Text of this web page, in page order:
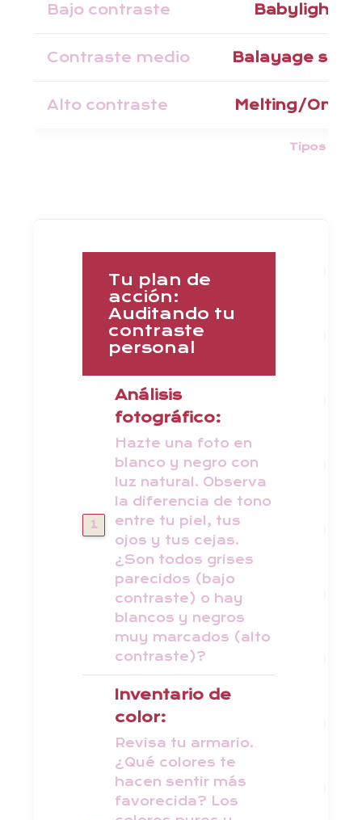
Tipos de
Bajo contraste Babylights
Contraste medio Balayage
Alto contraste Melting/
Tu plan de
acción:
Auditando tu
contraste
personal
Análisis
fotográfico:
Hazte una foto en
blanco y negro con
luz natural. Observa
la diferencia de tono
entre tu piel, tus
ojos y tus cejas.
¿Son todos grises
parecidos (bajo
contraste) o hay
blancos y negros
muy marcados (alto
contraste)?
Inventario de
color:
Revisa tu armario.
¿Qué colores te
hacen sentir más
favorecida? Los